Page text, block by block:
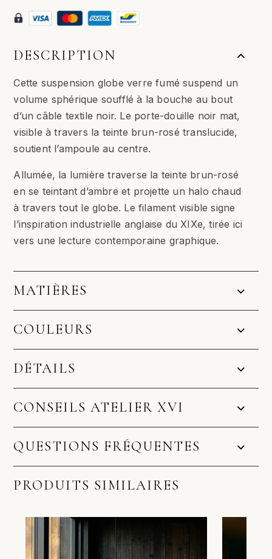
Noir
DESCRIPTION
Cette suspension globe verre fumé suspend un
volume sphérique soufflé à la bouche au bout
d’un câble textile noir. Le porte-douille noir mat,
visible à travers la teinte brun-rosé translucide,
soutient l’ampoule au centre.
Allumée, la lumière traverse la teinte brun-rosé
en se teintant d’ambre et projette un halo chaud
à travers tout le globe. Le filament visible signe
l’inspiration industrielle anglaise du XIXe, tirée ici
vers une lecture contemporaine graphique.
MATIÈRES
COULEURS
DÉTAILS
CONSEILS ATELIER XVI
QUESTIONS FRÉQUENTES
PRODUITS SIMILAIRES